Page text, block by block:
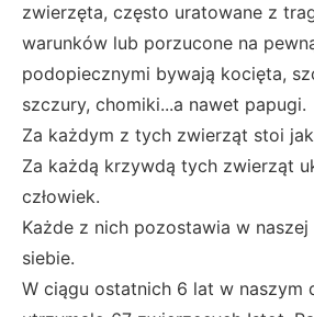
zwierzęta, często uratowane z
warunków lub porzucone na
podopiecznymi bywają kocięta,
szczury, chomiki...a nawet papugi.
Za każdym z tych zwierząt stoi
Za każdą krzywdą tych zwierząt
człowiek.
Każde z nich pozostawia w
siebie.
W ciągu ostatnich 6 lat w naszym